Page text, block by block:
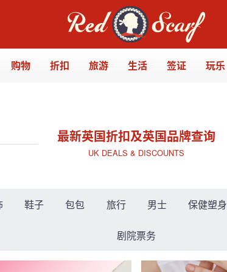
购物 折扣 旅游 生活 签证 玩乐
最新英国折扣及英国品牌查询
UK DEALS & DISCOUNTS
鞋子 包包 旅行 男士 保健塑身
剧院票务